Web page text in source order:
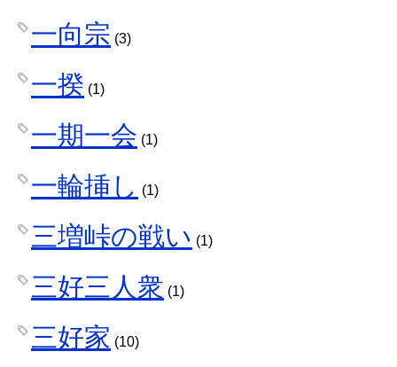
一向宗 (3)
一揆 (1)
一期一会 (1)
一輪挿し (1)
三増峠の戦い (1)
三好三人衆 (1)
三好家 (10)